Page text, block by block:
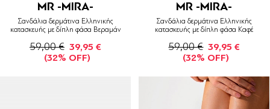
MR -MIRA-
Σανδάλια δερμάτινα Ελληνικής
κατασκευής με δίπλη φάσα Βεραμάν
59,00 € 39,95 €
(32% OFF)
MR -MIRA-
Σανδάλια δερμάτινα Ελληνικής
κατασκευής με δίπλη φάσα Καφέ
59,00 € 39,95 €
(32% OFF)